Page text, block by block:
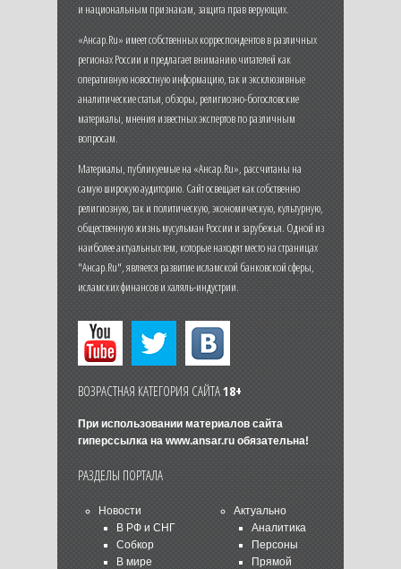
и национальным признакам, защита прав верующих.
«Ансар.Ru» имеет собственных корреспондентов в различных
регионах России и предлагает вниманию читателей как
оперативную новостную информацию, так и эксклюзивные
аналитические статьи, обзоры, религиозно-богословские
материалы, мнения известных экспертов по различным
вопросам.
Материалы, публикуемые на «Ансар.Ru», рассчитаны на
самую широкую аудиторию. Сайт освещает как собственно
религиозную, так и политическую, экономическую, культурную,
общественную жизнь мусульман России и зарубежья. Одной из
наиболее актуальных тем, которые находят место на страницах
"Ансар.Ru", является развитие исламской банковской сферы,
исламских финансов и халяль-индустрии.
ВОЗРАСТНАЯ КАТЕГОРИЯ САЙТА18+
При использовании материалов сайта
гиперссылка на www.ansar.ruобязательна!
РАЗДЕЛЫ ПОРТАЛА
Новости
В РФ и СНГ
Собкор
В мире
Актуально
Аналитика
Персоны
Прямой